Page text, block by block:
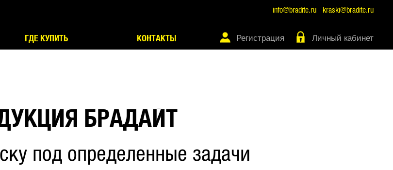
info@bradite.ru kraski@bradite.ru
ГДЕ КУПИТЬ КОНТАКТЫ Регистрация Личный кабинет
БРАДАЙТ
под определенные задачи